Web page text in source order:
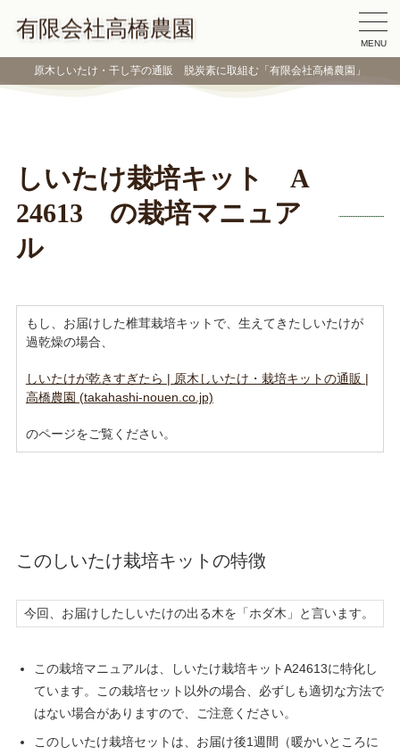
MENU
有限会社高橋農園
原木しいたけ・干し芋の通販 脱炭素に取組む「有限会社高橋農園」
しいたけ栽培キット A
24613 の栽培マニュア
ル
もし、お届けした椎茸栽培キットで、生えてきたしいたけが
過乾燥の場合、
しいたけが乾きすぎたら | 原木しいたけ・栽培キットの通販 |
高橋農園 (takahashi-nouen.co.jp)
のページをご覧ください。
このしいたけ栽培キットの特徴
今回、お届けしたしいたけの出る木を「ホダ木」と言います。
この栽培マニュアルは、しいたけ栽培キットA24613に特化し
ています。この栽培セット以外の場合、必ずしも適切な方法で
はない場合がありますので、ご注意ください。
このしいたけ栽培セットは、お届け後1週間（暖かいところに